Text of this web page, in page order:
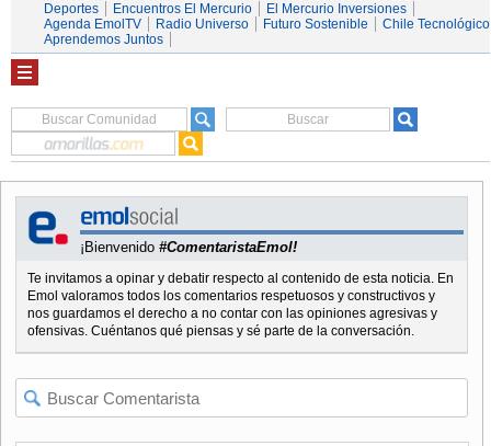
Deportes Encuentros El Mercurio
El Mercurio Inversiones
Agenda EmolTV
Radio Universo Futuro Sostenible
Chile Tecnológico
Aprendemos Juntos
¡Bienvenido #ComentaristaEmol!
Te invitamos a opinar y debatir respecto al contenido de esta noticia. En
Emol valoramos todos los comentarios respetuosos y constructivos y
nos guardamos el derecho a no contar con las opiniones agresivas y
ofensivas. Cuéntanos qué piensas y sé parte de la conversación.